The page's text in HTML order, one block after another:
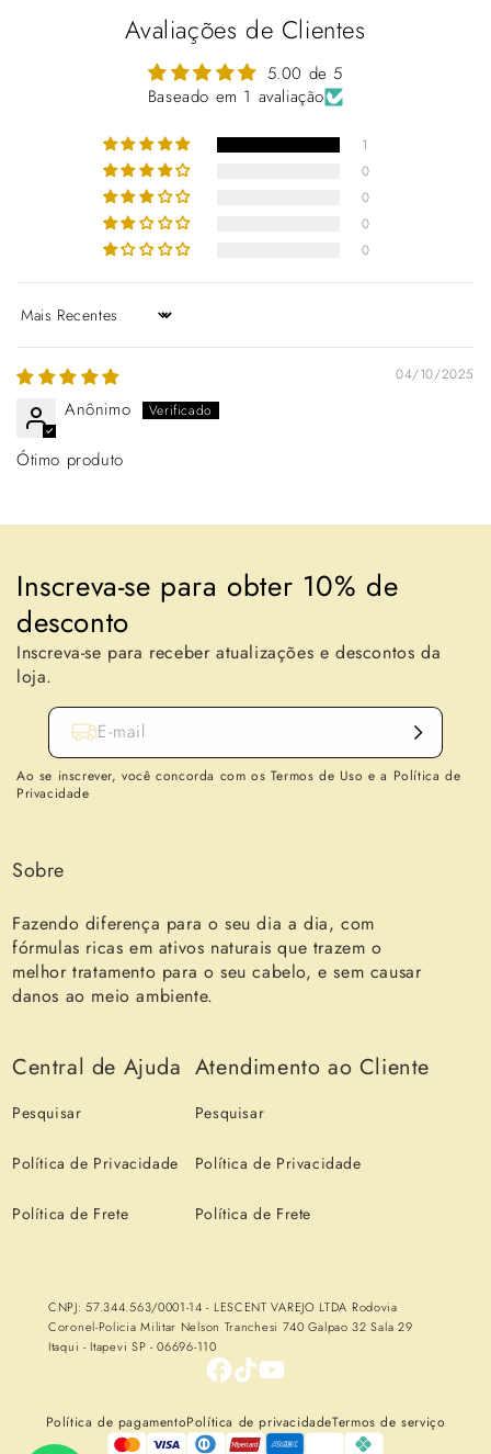
Avaliações de Clientes
5.00 de 5
Baseado em 1 avaliação
1
0
0
0
0
Sort by
04/10/2025
Anônimo
Ótimo produto
Inscreva-se para obter 10% de
desconto
Inscreva-se para receber atualizações e descontos da
loja.
E-mail
Ao se inscrever, você concorda com os Termos de Uso e a Política de
Privacidade
Sobre
Fazendo diferença para o seu dia a dia, com
fórmulas ricas em ativos naturais que trazem o
melhor tratamento para o seu cabelo, e sem causar
danos ao meio ambiente.
Central de Ajuda
Pesquisar
Política de Privacidade
Política de Frete
Atendimento ao Cliente
Pesquisar
Política de Privacidade
Política de Frete
CNPJ: 57.344.563/0001-14 - LESCENT VAREJO LTDA Rodovia
Coronel-Policia Militar Nelson Tranchesi 740 Galpao 32 Sala 29
Itaqui - Itapevi SP - 06696-110
Política de pagamentoPolítica de privacidadeTermos de serviço